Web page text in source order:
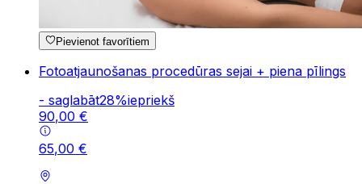
Pievienot favorītiem
Fotoatjaunošanas procedūras sejai + piena pīlings
- saglabāt28%iepriekš
90,00 €
65,00 €